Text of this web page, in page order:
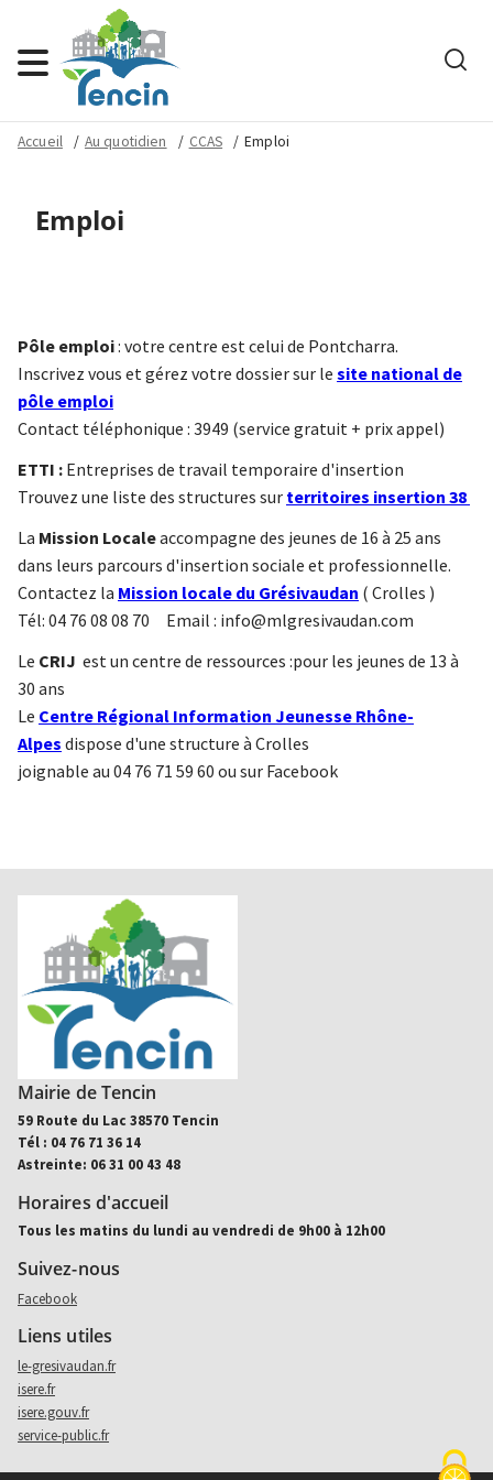
Menu
Accueil Au quotidien CCAS Emploi
Emploi
Pôle emploi: votre centre est celui de Pontcharra.
Inscrivez vous et gérez votre dossier sur le site national de
pôle emploi
Contact téléphonique : 3949 (service gratuit + prix appel)
ETTI : Entreprises de travail temporaire d'insertion
Trouvez une liste des structures sur territoires insertion 38
La Mission Localeaccompagne des jeunes de 16 à 25 ans
dans leurs parcours d'insertion sociale et professionnelle.
Contactez la Mission locale du Grésivaudan ( Crolles )
Tél: 04 76 08 08 70 Email : info@mlgresivaudan.com
Le CRIJ est un centre de ressources :pour les jeunes de 13 à
30 ans
Le Centre Régional Information Jeunesse Rhône-
Alpes dispose d'une structure à Crolles
joignable au 04 76 71 59 60 ou sur Facebook
Mairie de Tencin
59 Route du Lac 38570 Tencin
Tél : 04 76 71 36 14
Astreinte: 06 31 00 43 48
Horaires d'accueil
Tous les matins du lundi au vendredi de 9h00 à 12h00
Suivez-nous
Aller sur facebook (nouvel onglet)
Facebook
Liens utiles
le-gresivaudan.fr
isere.fr
isere.gouv.fr
service-public.fr